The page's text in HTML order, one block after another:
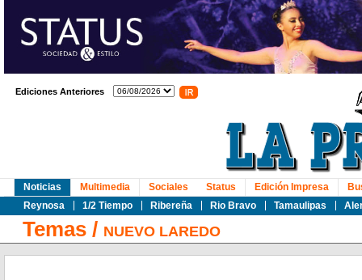
Ediciones Anteriores
Noticias
Reynosa
1/2 Tiempo Ribereña Rio Bravo Tamaulipas
Multimedia Sociales Status Edición Impresa
Temas / NUEVO LAREDO